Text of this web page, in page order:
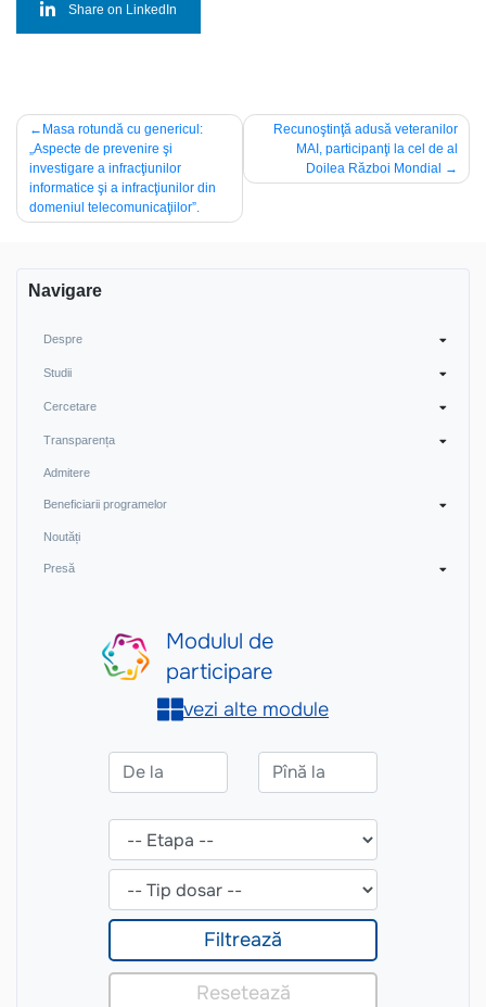
Share on LinkedIn
Navigare
în
articole
Masa rotundă cu genericul:
„Aspecte de prevenire şi
investigare a infracţiunilor
informatice şi a infracţiunilor din
domeniul telecomunicaţiilor”.
Recunoştinţă adusă veteranilor
MAI, participanţi la cel de al
Doilea Război Mondial
Navigare
Despre
Studii
Cercetare
Transparența
Admitere
Beneficiarii programelor
Noutăți
Presă